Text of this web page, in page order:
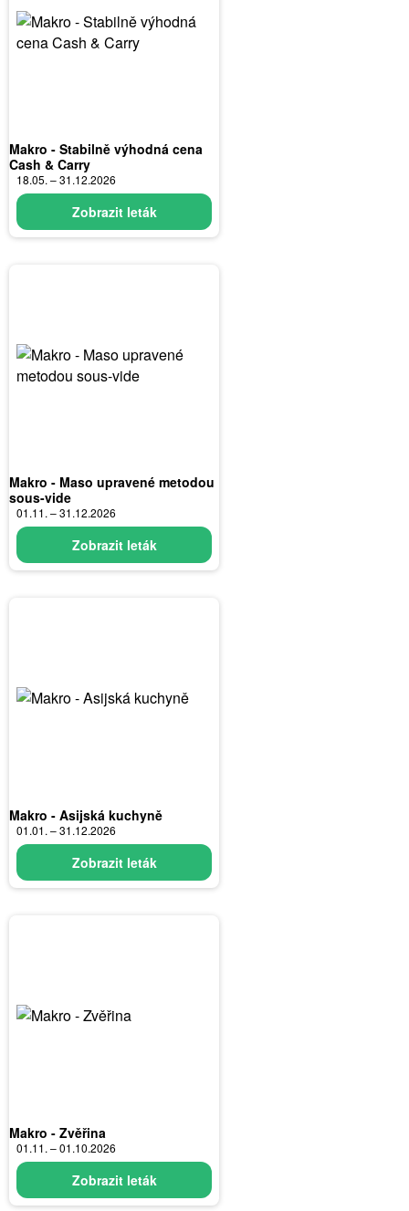
Makro - Stabilně výhodná cena
Cash & Carry
18.05. – 31.12.2026
Zobrazit leták
Makro - Maso upravené metodou
sous-vide
01.11. – 31.12.2026
Zobrazit leták
Makro - Asijská kuchyně
01.01. – 31.12.2026
Zobrazit leták
Makro - Zvěřina
01.11. – 01.10.2026
Zobrazit leták